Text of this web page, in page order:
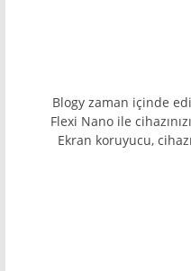
Blogy zaman içinde
Flexi Nano ile
Ekran koruyucu,